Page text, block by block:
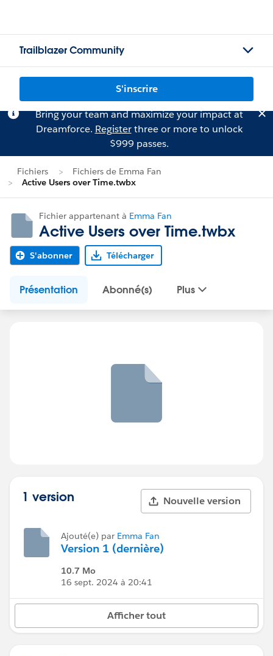
Trailblazer Community
S'inscrire
Bring your team and maximize your impact at
Dreamforce. Registerthree or more to unlock
$999 passes.
Fichiers
Fichiers de Emma Fan
Active Users over Time.twbx
Fichier appartenant à Emma Fan
Active Users over Time.twbx
S'abonner Télécharger
Présentation Abonné(s) Plus
1 version Nouvelle version
Ajouté(e) par Emma Fan
Version 1 (dernière)
10.7 Mo
16 sept. 2024 à 20:41
Afficher tout